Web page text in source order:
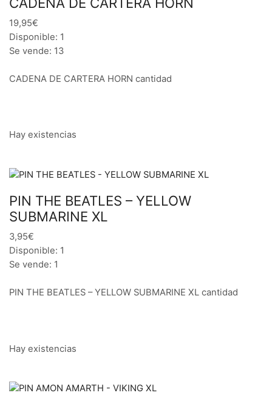
19,95€
Disponible: 1
Se vende: 13
CADENA DE CARTERA HORN cantidad
Hay existencias
PIN THE BEATLES – YELLOW
SUBMARINE XL
3,95€
Disponible: 1
Se vende: 1
PIN THE BEATLES – YELLOW SUBMARINE XL cantidad
Hay existencias